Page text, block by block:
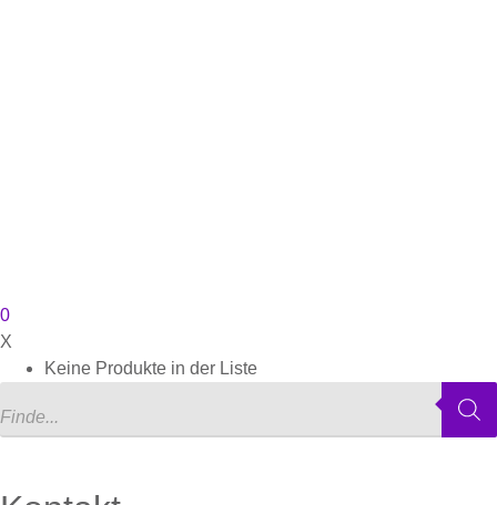
0
X
Keine Produkte in der Liste